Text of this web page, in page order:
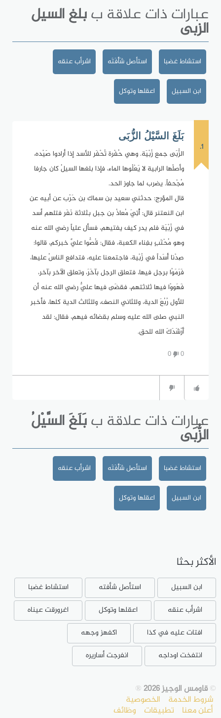
عبارات ذات علاقة ببلغ السيل
الزبى
استشاط غضبا استأصل شَأْفَتَه اشرأب عنقه
ابن السبيل اعقلها وتوكل
1.
بَلَغَ السَّيْلُ الزُّبَى
الزُّبَى جمع زُبْيَة. وهي حُفْرة تُحْفَر للأسد إذا أرادوا صَيْده،
وأصلُها الرابية لا يَعْلُوها الماء، فإذا بلغها السيلُ كان جارفا
مُجْحفاً. يضرب لما جاوز الحد.
قال المؤرج: حدثني سعيد بن سماك بن حَرْب عن أبيه عن
ابن النعتنر قال: أُتِيَ مُعاذُ بن جبل بثلاثة نَفَر فتلهم أسد
في زُبْيَة فلم يدر كيف يفتيهم، فسأل علياً رضي الله عنه
وهو مُحْتَبٍ بفِناء الكعبة، فقال: قُصُّوا عليَّ خبركم، قالوا:
صِدْنا أَسَداً في زُبْية، فاجتمعنا عليه، فتدافع الناسُ عليها،
فَرَمَوُا برجل فيها، فتعلق الرجل بآخَرَ، وتعلق الآخر بآخر،
فَهَووْا فيها ثلاثتهم، فقضَى فيها عليٌّ رضي الله عنه أن
للأول رُبُعَ الدية، وللثاني النصف، وللثالث الدية كلها، فأخبر
النبي صلى الله عليه وسلم بقضائه فيهم، فقال: لقد
أَرْشَدَكَ الله للحق.
0
0
عبارات ذات علاقة ببَلَغَ السَّيْلُ
الزُّبَى
استشاط غضبا استأصل شَأْفَتَه اشرأب عنقه
ابن السبيل اعقلها وتوكل
الأكثر بحثا
ابن السبيل استأصل شأفته
استشاط غضبا
اشرأب عنقه
اعقلها وتوكل
اغرورقت عيناه
افتات عليه في كذا
اكفهز وجهه
انتفخت اوداجه
انفرجت أساريره
©قاومس الوجيز 2026 ®
شروط الخدمة الخصوصية
أعلن معنا تطبيقات وظائف